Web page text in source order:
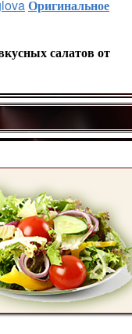
Оригинальное
салатов от